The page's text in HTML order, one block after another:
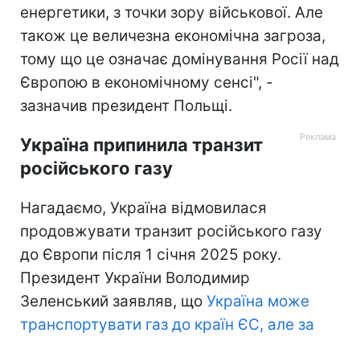
енергетики, з точки зору військової. Але
також це величезна економічна загроза,
тому що це означає домінування Росії над
Європою в економічному сенсі", -
зазначив президент Польщі.
Україна припинила транзит
російського газу
Нагадаємо, Україна відмовилася
продовжувати транзит російського газу
до Європи після 1 січня 2025 року.
Президент України Володимир
Зеленський заявляв, що Україна може
транспортувати газ до країн ЄС, але за